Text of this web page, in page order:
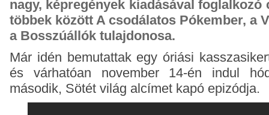
nagy, képregények kiadásával foglalkozó
többek között A csodálatos Pókember, a
a Bosszúállók tulajdonosa.
Már idén bemutattak egy óriási
és várhatóan november 14-én indul
második, Sötét világ alcímet kapó epizódja.